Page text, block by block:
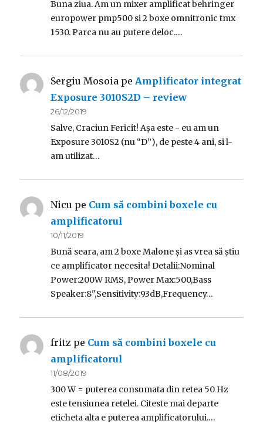
Buna ziua. Am un mixer amplificat behringer
europower pmp500 si 2 boxe omnitronic tmx
1530. Parca nu au putere deloc.…
Sergiu Mosoia pe Amplificator integrat
Exposure 3010S2D – review
26/12/2019
Salve, Craciun Fericit! Așa este - eu am un
Exposure 3010S2 (nu “D”), de peste 4 ani, si l-
am utilizat…
Nicu pe Cum să combini boxele cu
amplificatorul
10/11/2019
Bună seara, am 2 boxe Malone și as vrea să știu
ce amplificator necesita! Detalii:Nominal
Power:200W RMS, Power Max:500,Bass
Speaker:8",Sensitivity:93dB,Frequency…
fritz pe Cum să combini boxele cu
amplificatorul
11/08/2019
300 W = puterea consumata din retea 50 Hz
este tensiunea retelei. Citeste mai departe
eticheta alta e puterea amplificatorului.…